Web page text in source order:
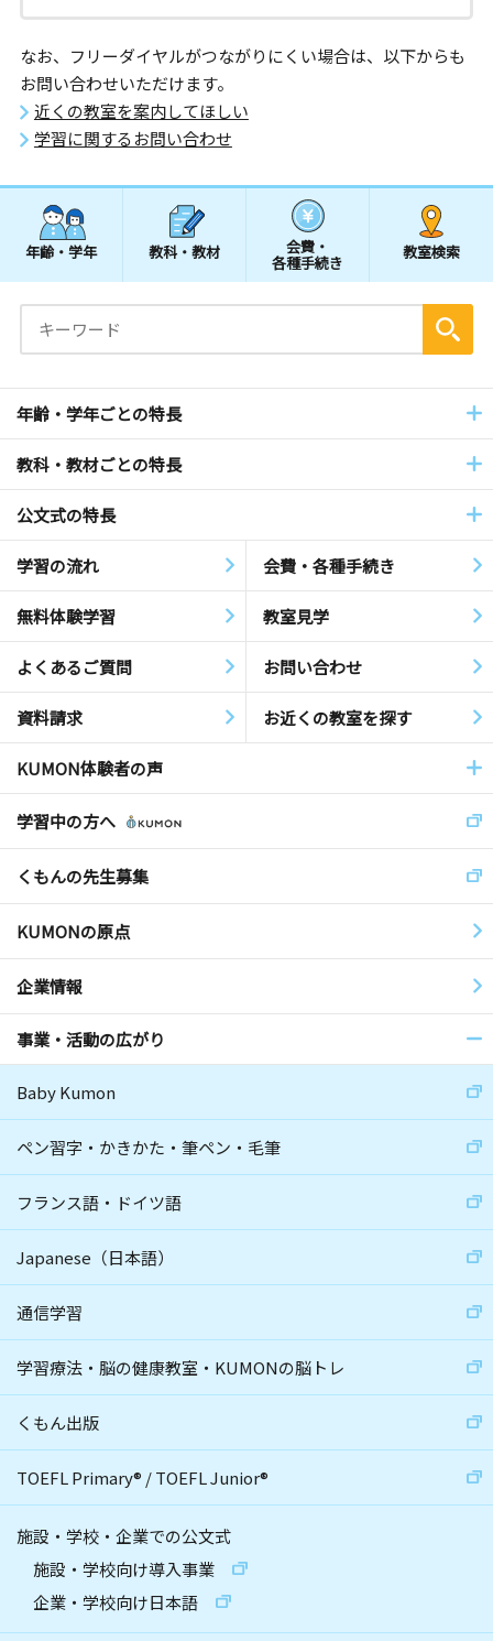
なお、フリーダイヤルがつながりにくい場合は、以下からも
お問い合わせいただけます。
近くの教室を案内してほしい
学習に関するお問い合わせ
年齢・学年 教科・教材 会費・
各種手続き
教室検索
年齢・学年ごとの特長
教科・教材ごとの特長
公文式の特長
学習の流れ 会費・各種手続き
無料体験学習 教室見学
よくあるご質問 お問い合わせ
資料請求 お近くの教室を探す
KUMON体験者の声
学習中の方へ
くもんの先生募集
KUMONの原点
企業情報
事業・活動の広がり
Baby Kumon
ペン習字・かきかた・筆ペン・毛筆
フランス語・ドイツ語
Japanese（日本語）
通信学習
学習療法・脳の健康教室・KUMONの脳トレ
くもん出版
TOEFL Primary® /TOEFL Junior®
施設・学校・企業での公文式
施設・学校向け導入事業
企業・学校向け日本語